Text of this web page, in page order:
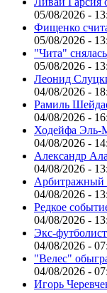
05/08/2026 -
Фищенко
05/08/2026 -
"Чита"
05/08/2026 -
Леонид
04/08/2026 -
Рамиль
04/08/2026 -
Ходейфа Эль-
04/08/2026 -
Александр
04/08/2026 -
Арбитражный
04/08/2026 -
Редкое
04/08/2026 -
Экс-
04/08/2026 -
"Велес"
04/08/2026 -
Игорь